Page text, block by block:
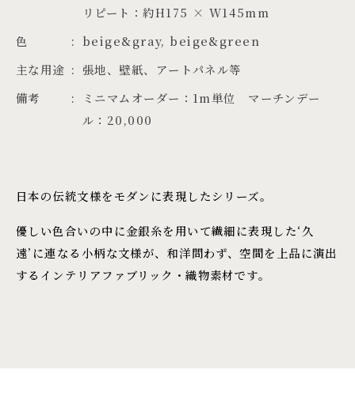
リピート：約H175 × W145mm
色
beige&gray, beige&green
主な用途
張地、壁紙、アートパネル等
備考
ミニマムオーダー：1m単位 マーチンデー
ル：20,000
日本の伝統文様をモダンに表現したシリーズ。
優しい色合いの中に金銀糸を用いて繊細に表現した‘久
遠’に連なる小柄な文様が、和洋問わず、空間を上品に演出
するインテリアファブリック・織物素材です。